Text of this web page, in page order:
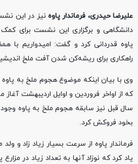
علیرضا حیدری، فرماندار پاوه نیز در این
دانشگاهی و برگزاری این نشست برای
پاوه قدردانی کرد و گفت: امیدواریم با
راهکاری برای ریشه‌کن شدن آفت ملخ
وی با بیان اینکه موضوع هجوم ملخ به
سال قبل نیز سابقه هجوم ملخ به پاوه
بخود فروکش کرد.
فرماندار پاوه از سرعت بسیار زیاد زاد و
یاد کرد که نوزاد آنها به تعداد زیاد در